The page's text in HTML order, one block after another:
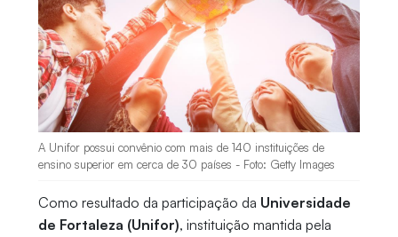
A Unifor possui convênio com mais de 140 instituições de
ensino superior em cerca de 30 países - Foto: Getty Images
Como resultado da participação da Universidade
de Fortaleza (Unifor), instituição mantida pela